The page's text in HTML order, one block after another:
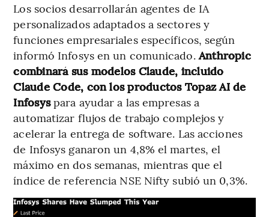
Los socios desarrollarán agentes de IA
personalizados adaptados a sectores y
funciones empresariales específicos, según
informó Infosys en un comunicado.Anthropic
combinará sus modelos Claude, incluido
Claude Code, con los productos Topaz AI de
Infosyspara ayudar a las empresas a
automatizar flujos de trabajo complejos y
acelerar la entrega de software. Las acciones
de Infosys ganaron un 4,8% el martes, el
máximo en dos semanas, mientras que el
índice de referencia NSE Nifty subió un 0,3%.